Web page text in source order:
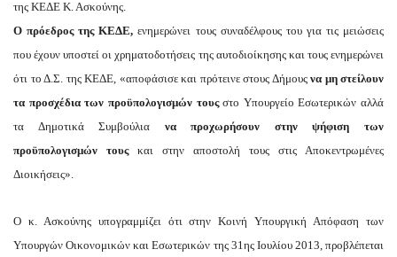
της ΚΕΔΕ Κ. Ασκούνης.
Ο πρόεδρος της ΚΕΔΕ, ενημερώνει τους συναδέλφους του για τις μειώσεις
που έχουν υποστεί οι χρηματοδοτήσεις της αυτοδιοίκησης και τους ενημερώνει
ότι το Δ.Σ. της ΚΕΔΕ, «αποφάσισε και πρότεινε στους Δήμους να μη στείλουν
τα προσχέδια των προϋπολογισμών τουςστο Υπουργείο Εσωτερικών αλλά
τα Δημοτικά Συμβούλια να προχωρήσουν στην ψήφιση των
προϋπολογισμών τουςκαι στην αποστολή τους στις Αποκεντρωμένες
Διοικήσεις».
Ο κ. Ασκούνης υπογραμμίζει ότι στην Κοινή Υπουργική Απόφαση των
Υπουργών Οικονομικών και Εσωτερικών της 31ης Ιουλίου 2013, προβλέπεται